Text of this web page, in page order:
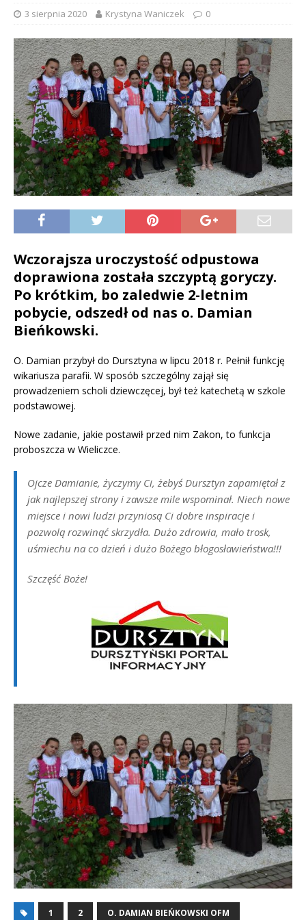
3 sierpnia 2020 Krystyna Waniczek 0
Wczorajsza uroczystość odpustowa
doprawiona została szczyptą goryczy.
Po krótkim, bo zaledwie 2-letnim
pobycie, odszedł od nas o. Damian
Bieńkowski.
O. Damian przybył do Dursztyna w lipcu 2018 r. Pełnił funkcję
wikariusza parafii. W sposób szczególny zajął się
prowadzeniem scholi dziewczęcej, był też katechetą w szkole
podstawowej.
Nowe zadanie, jakie postawił przed nim Zakon, to funkcja
proboszcza w Wieliczce.
Ojcze Damianie, życzymy Ci, żebyś Dursztyn zapamiętał z
jak najlepszej strony i zawsze mile wspominał. Niech nowe
miejsce i nowi ludzi przyniosą Ci dobre inspiracje i
pozwolą rozwinąć skrzydła. Dużo zdrowia, mało trosk,
uśmiechu na co dzień i dużo Bożego błogosławieństwa!!!
Szczęść Boże!
1 2 O. DAMIAN BIEŃKOWSKI OFM